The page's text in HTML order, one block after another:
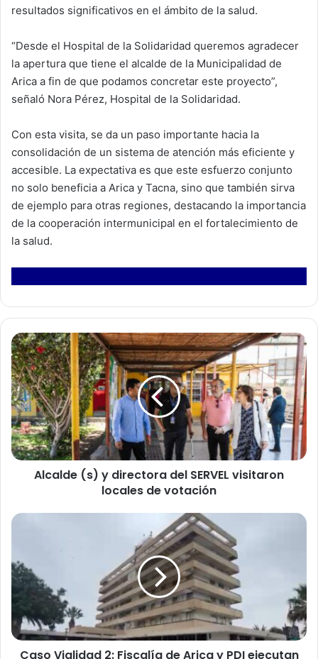
resultados significativos en el ámbito de la salud.
“Desde el Hospital de la Solidaridad queremos agradecer
la apertura que tiene el alcalde de la Municipalidad de
Arica a fin de que podamos concretar este proyecto”,
señaló Nora Pérez, Hospital de la Solidaridad.
Con esta visita, se da un paso importante hacia la
consolidación de un sistema de atención más eficiente y
accesible. La expectativa es que este esfuerzo conjunto
no solo beneficia a Arica y Tacna, sino que también sirva
de ejemplo para otras regiones, destacando la importancia
de la cooperación intermunicipal en el fortalecimiento de
la salud.
A
l
c
a
l
d
e
(
s
i
c
t
o
a
d
Alcalde (s) y directora del SERVEL visitaron
locales de votación
C
o
V
i
Caso Vialidad 2: Fiscalía de Arica y PDI ejecutan